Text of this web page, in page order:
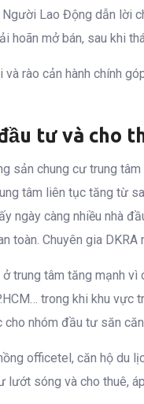
Lao Động dẫn lời
hoãn mở bán, sau khi
rào cản hành chính
tư và cho
sản chung cư trung
tâm liên tục tăng từ
ngày càng nhiều nhà
toàn. Chuyên gia DKRA
ở trung tâm tăng mạnh
trong khi khu vực
nhóm đầu tư săn
officetel, căn hộ du
lướt sóng và cho thuê,